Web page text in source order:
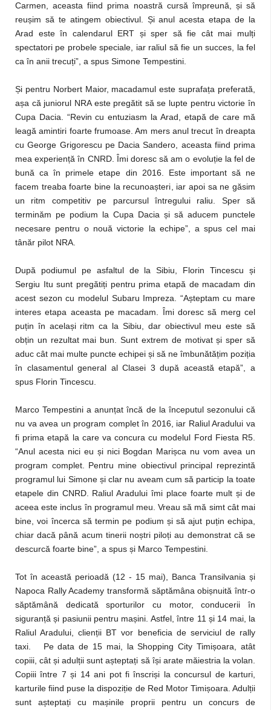
Carmen, aceasta fiind prima noastră cursă împreună, și să
reușim să te atingem obiectivul. Și anul acesta etapa de la
Arad este în calendarul ERT și sper să fie cât mai mulți
spectatori pe probele speciale, iar raliul să fie un succes, la fel
ca în anii trecuți”, a spus Simone Tempestini.
Și pentru Norbert Maior, macadamul este suprafața preferată,
așa că juniorul NRA este pregătit să se lupte pentru victorie în
Cupa Dacia. “Revin cu entuziasm la Arad, etapă de care mă
leagă amintiri foarte frumoase. Am mers anul trecut în dreapta
cu George Grigorescu pe Dacia Sandero, aceasta fiind prima
mea experiență în CNRD. Îmi doresc să am o evoluție la fel de
bună ca în primele etape din 2016. Este important să ne
facem treaba foarte bine la recunoașteri, iar apoi sa ne găsim
un ritm competitiv pe parcursul întregului raliu. Sper să
terminăm pe podium la Cupa Dacia și să aducem punctele
necesare pentru o nouă victorie la echipe”, a spus cel mai
tânăr pilot NRA.
După podiumul pe asfaltul de la Sibiu, Florin Tincescu și
Sergiu Itu sunt pregătiți pentru prima etapă de macadam din
acest sezon cu modelul Subaru Impreza. “Așteptam cu mare
interes etapa aceasta pe macadam. Îmi doresc să merg cel
puțin în același ritm ca la Sibiu, dar obiectivul meu este să
obțin un rezultat mai bun. Sunt extrem de motivat și sper să
aduc cât mai multe puncte echipei și să ne îmbunătățim poziția
în clasamentul general al Clasei 3 după această etapă”, a
spus Florin Tincescu.
Marco Tempestini a anunțat încă de la începutul sezonului că
nu va avea un program complet în 2016, iar Raliul Aradului va
fi prima etapă la care va concura cu modelul Ford Fiesta R5.
“Anul acesta nici eu și nici Bogdan Marișca nu vom avea un
program complet. Pentru mine obiectivul principal reprezintă
programul lui Simone și clar nu aveam cum să particip la toate
etapele din CNRD. Raliul Aradului îmi place foarte mult și de
aceea este inclus în programul meu. Vreau să mă simt cât mai
bine, voi încerca să termin pe podium și să ajut puțin echipa,
chiar dacă până acum tinerii noștri piloți au demonstrat că se
descurcă foarte bine”, a spus și Marco Tempestini.
Tot în această perioadă (12 - 15 mai), Banca Transilvania și
Napoca Rally Academy transformă săptămâna obișnuită într-o
săptămână dedicată sporturilor cu motor, conducerii în
siguranță și pasiunii pentru mașini. Astfel, între 11 și 14 mai, la
Raliul Aradului, clienții BT vor beneficia de serviciul de rally
taxi. Pe data de 15 mai, la Shopping City Timișoara, atât
copiii, cât și adulții sunt așteptați să își arate măiestria la volan.
Copiii între 7 și 14 ani pot fi înscriși la concursul de karturi,
karturile fiind puse la dispoziție de Red Motor Timișoara. Adulții
sunt așteptați cu mașinile proprii pentru un concurs de